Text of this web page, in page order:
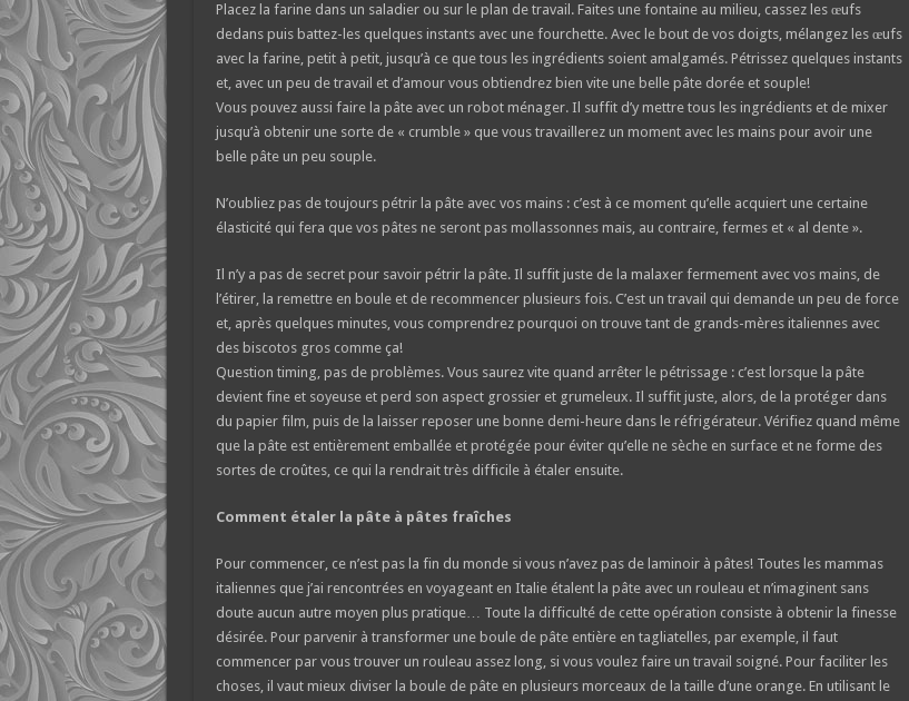
Placez la farine dans un saladier ou sur le plan de travail. Faites une fontaine au milieu, cassez les œufs
dedans puis battez-les quelques instants avec une fourchette. Avec le bout de vos doigts, mélangez les œufs
avec la farine, petit à petit, jusqu’à ce que tous les ingrédients soient amalgamés. Pétrissez quelques instants
et, avec un peu de travail et d’amour vous obtiendrez bien vite une belle pâte dorée et souple!
Vous pouvez aussi faire la pâte avec un robot ménager. Il suffit d’y mettre tous les ingrédients et de mixer
jusqu’à obtenir une sorte de « crumble » que vous travaillerez un moment avec les mains pour avoir une
belle pâte un peu souple.
N’oubliez pas de toujours pétrir la pâte avec vos mains : c’est à ce moment qu’elle acquiert une certaine
élasticité qui fera que vos pâtes ne seront pas mollassonnes mais, au contraire, fermes et « al dente ».
Il n’y a pas de secret pour savoir pétrir la pâte. Il suffit juste de la malaxer fermement avec vos mains, de
l’étirer, la remettre en boule et de recommencer plusieurs fois. C’est un travail qui demande un peu de force
et, après quelques minutes, vous comprendrez pourquoi on trouve tant de grands-mères italiennes avec
des biscotos gros comme ça!
Question timing, pas de problèmes. Vous saurez vite quand arrêter le pétrissage : c’est lorsque la pâte
devient fine et soyeuse et perd son aspect grossier et grumeleux. Il suffit juste, alors, de la protéger dans
du papier film, puis de la laisser reposer une bonne demi-heure dans le réfrigérateur. Vérifiez quand même
que la pâte est entièrement emballée et protégée pour éviter qu’elle ne sèche en surface et ne forme des
sortes de croûtes, ce qui la rendrait très difficile à étaler ensuite.
Comment étaler la pâte à pâtes fraîches
Pour commencer, ce n’est pas la fin du monde si vous n’avez pas de laminoir à pâtes! Toutes les mammas
italiennes que j’ai rencontrées en voyageant en Italie étalent la pâte avec un rouleau et n’imaginent sans
doute aucun autre moyen plus pratique… Toute la difficulté de cette opération consiste à obtenir la finesse
désirée. Pour parvenir à transformer une boule de pâte entière en tagliatelles, par exemple, il faut
commencer par vous trouver un rouleau assez long, si vous voulez faire un travail soigné. Pour faciliter les
choses, il vaut mieux diviser la boule de pâte en plusieurs morceaux de la taille d’une orange. En utilisant le